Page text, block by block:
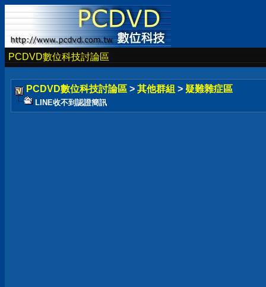
PCDVD數位科技討論區
PCDVD數位科技討論區 > 其他群組 > 疑難雜症區
LINE收不到認證簡訊